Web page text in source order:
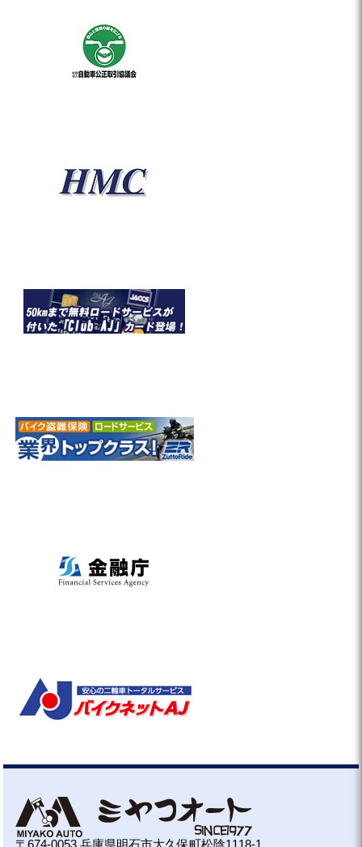
〒674-0053 兵庫県明石市大久保町松陰1118-1